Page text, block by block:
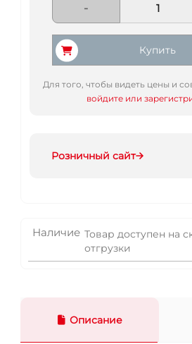
-
Купить
Для того, чтобы видеть цены и
войдите или
Розничный сайт
Наличие Товар доступен на
отгрузки
Описание